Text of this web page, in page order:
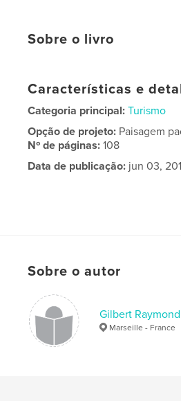
Sobre o livro
Características e
Categoria principal: Turismo
Opção de projeto: Paisagem
Nº de páginas:108
Data de publicação: jun 03,
Sobre o autor
Gilbert Raymond
Marseille - France